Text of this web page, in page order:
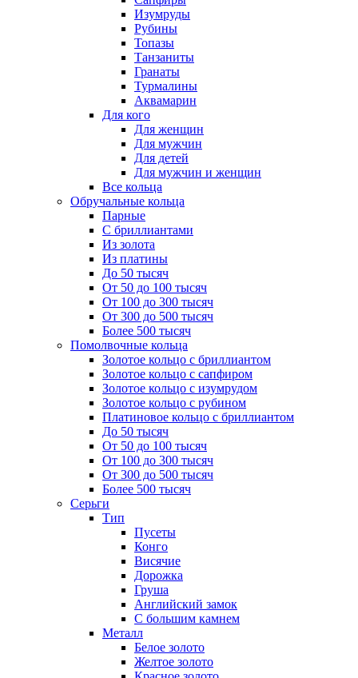
Изумруды
Рубины
Топазы
Танзаниты
Гранаты
Турмалины
Аквамарин
Для кого
Для женщин
Для мужчин
Для детей
Для мужчин и женщин
Все кольца
Обручальные кольца
Парные
С бриллиантами
Из золота
Из платины
До 50 тысяч
От 50 до 100 тысяч
От 100 до 300 тысяч
От 300 до 500 тысяч
Более 500 тысяч
Помолвочные кольца
Золотое кольцо с бриллиантом
Золотое кольцо с сапфиром
Золотое кольцо с изумрудом
Золотое кольцо с рубином
Платиновое кольцо с бриллиантом
До 50 тысяч
От 50 до 100 тысяч
От 100 до 300 тысяч
От 300 до 500 тысяч
Более 500 тысяч
Серьги
Тип
Пусеты
Конго
Висячие
Дорожка
Груша
Английский замок
С большим камнем
Металл
Белое золото
Желтое золото